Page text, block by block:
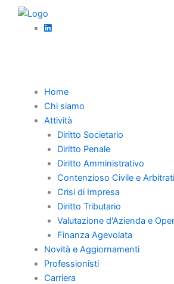
Home
Chi siamo
Attività
Diritto Societario
Diritto Penale
Diritto Amministrativo
Contenzioso Civile e Arbitrati
Crisi di Impresa
Diritto Tributario
Valutazione d'Azienda e
Finanza Agevolata
Novità e Aggiornamenti
Professionisti
Carriera
La cessione
d’azienda nella
liquidazione
giudiziale
La nuova disciplina per la cessione
semplificazione dei debiti e
attraverso strumenti innovativi e